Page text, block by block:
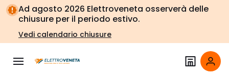
Vai alla
navigazione
Vai
alla
pagina
Ad agosto 2026 Elettroveneta osserverà delle
chiusure per il periodo estivo.
Vedi calendario chiusure